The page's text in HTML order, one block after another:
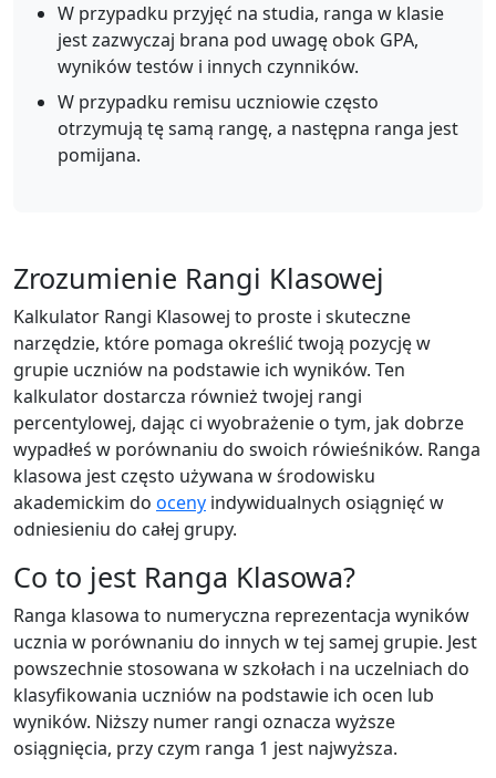
W przypadku przyjęć na studia, ranga w klasie
jest zazwyczaj brana pod uwagę obok GPA,
wyników testów i innych czynników.
W przypadku remisu uczniowie często
otrzymują tę samą rangę, a następna ranga jest
pomijana.
Zrozumienie Rangi Klasowej
Kalkulator Rangi Klasowej to proste i skuteczne
narzędzie, które pomaga określić twoją pozycję w
grupie uczniów na podstawie ich wyników. Ten
kalkulator dostarcza również twojej rangi
percentylowej, dając ci wyobrażenie o tym, jak dobrze
wypadłeś w porównaniu do swoich rówieśników. Ranga
klasowa jest często używana w środowisku
akademickim do oceny indywidualnych osiągnięć w
odniesieniu do całej grupy.
Co to jest Ranga Klasowa?
Ranga klasowa to numeryczna reprezentacja wyników
ucznia w porównaniu do innych w tej samej grupie. Jest
powszechnie stosowana w szkołach i na uczelniach do
klasyfikowania uczniów na podstawie ich ocen lub
wyników. Niższy numer rangi oznacza wyższe
osiągnięcia, przy czym ranga 1 jest najwyższa.